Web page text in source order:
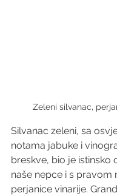
Zeleni silvanac,
Silvanac zeleni, sa
notama jabuke i
breskve, bio je istinsko
naše nepce i s pravom
perjanice vinarije.